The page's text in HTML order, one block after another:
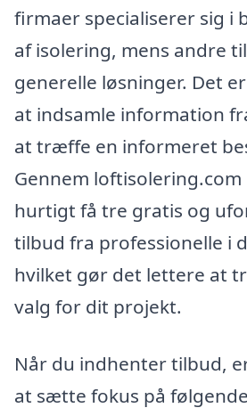
firmaer specialiserer sig i
af isolering, mens andre
generelle løsninger. Det
at indsamle information
at træffe en informeret
Gennem
hurtigt få tre gratis og
tilbud fra professionelle i
hvilket gør det lettere at
valg for dit projekt.
Når du indhenter tilbud,
at sætte fokus på